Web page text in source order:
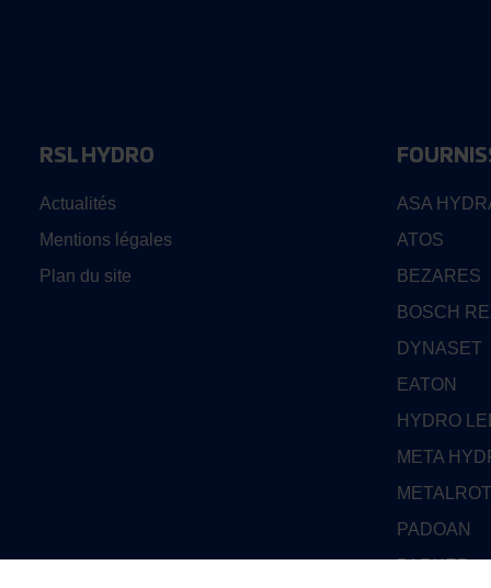
RSL HYDRO
Actualités
Mentions légales
Plan du site
ASA
ATOS
BEZARES
BOSCH
DYNASET
EATON
HYDRO
META
PADOAN
PARKER